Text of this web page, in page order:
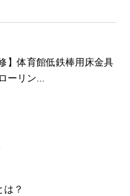
】体育館低鉄棒用床金具
ーリン...
は？